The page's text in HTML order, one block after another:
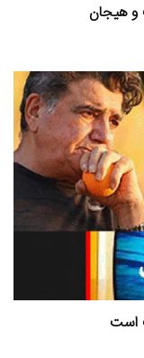
و هیجان
است